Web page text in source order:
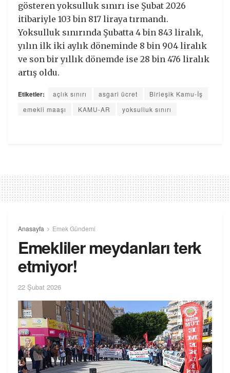
gösteren yoksulluk sınırı ise Şubat 2026
itibariyle 103 bin 817 liraya tırmandı.
Yoksulluk sınırında Şubatta 4 bin 843 liralık,
yılın ilk iki aylık döneminde 8 bin 904 liralık
ve son bir yıllık dönemde ise 28 bin 476 liralık
artış oldu.
Etiketler: açlık sınırı asgari ücret
Birleşik Kamu-İş
emekli maaşı
KAMU-AR yoksulluk sınırı
Anasayfa Emek Gündemi
Emekliler meydanları terk
etmiyor!
22 Şubat 2026